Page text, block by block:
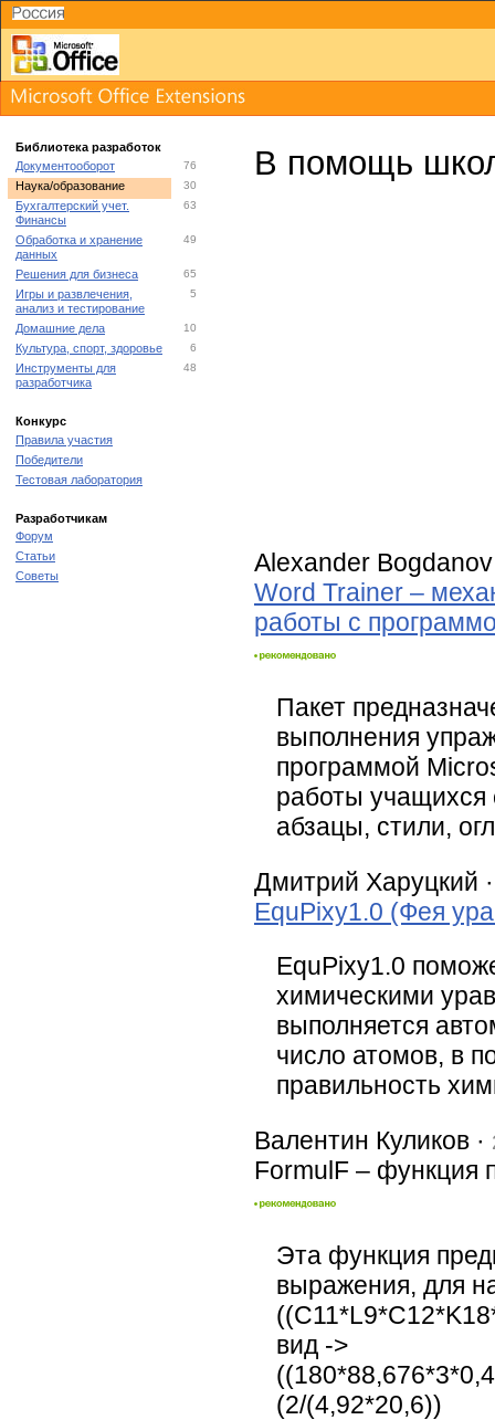
Библиотека разработок
Документооборот
76
Наука/образование 30
Бухгалтерский учет.
Финансы
63
Обработка и хранение
данных
49
Решения для бизнеса 65
Игры и развлечения,
анализ и тестирование
5
Домашние дела 10
Культура, спорт, здоровье 6
Инструменты для
разработчика
48
Конкурс
Правила участия
Победители
Тестовая лаборатория
Разработчикам
Форум
Статьи
Советы
В помощь
Alexander
Word Trainer –
работы с
Пакет
выполнения
программой
работы
абзацы, стили,
Дмитрий Харуцкий
EquPixy1.0 (Фея
EquPixy1.0
химическими
выполняется
число атомов, в
правильность
Валентин Куликов ·
FormulF – функция
Эта функция
выражения, для
вид ->
(2/(4,92*20,6))